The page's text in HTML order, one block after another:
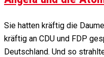
Sie hatten kräftig die
kräftig an CDU und FDP
Deutschland. Und so